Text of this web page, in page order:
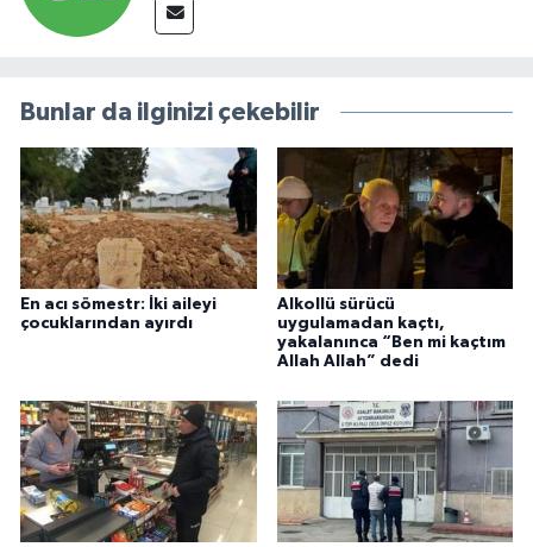
Bunlar da ilginizi çekebilir
En acı sömestr: İki aileyi
çocuklarından ayırdı
Alkollü sürücü
uygulamadan kaçtı,
yakalanınca “Ben mi kaçtım
Allah Allah” dedi